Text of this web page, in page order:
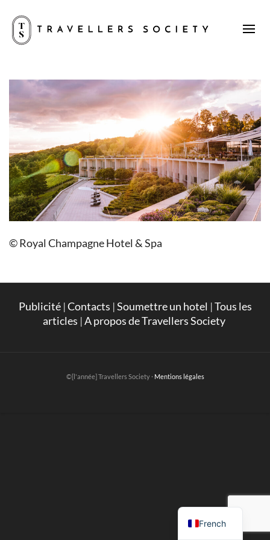
© Royal Champagne Hotel & Spa
Publicité|Contacts |Soumettre un hotel |Tous les
articles |A propos de Travellers Society
©[l'année] Travellers Society · Mentions légales
French